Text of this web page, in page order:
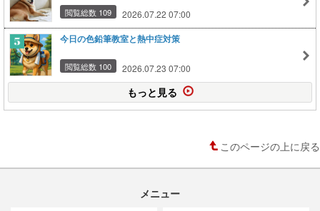
閲覧総数 109 2026.07.22 07:00
今日の色鉛筆教室と熱中症対策
閲覧総数 100 2026.07.23 07:00
もっと見る
このページの上に戻る
メニュー